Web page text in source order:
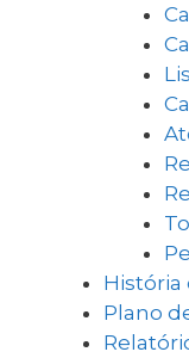
História
Plano